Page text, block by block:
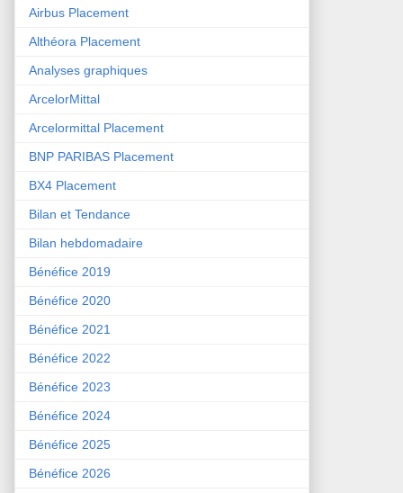
Airbus Placement
Althéora Placement
Analyses graphiques
ArcelorMittal
Arcelormittal Placement
BNP PARIBAS Placement
BX4 Placement
Bilan et Tendance
Bilan hebdomadaire
Bénéfice 2019
Bénéfice 2020
Bénéfice 2021
Bénéfice 2022
Bénéfice 2023
Bénéfice 2024
Bénéfice 2025
Bénéfice 2026